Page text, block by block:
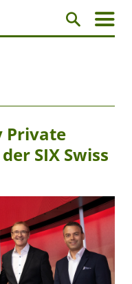
Private
SIX Swiss